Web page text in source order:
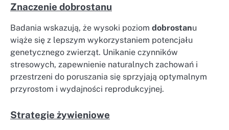
Znaczenie dobrostanu
Badania wskazują, że wysoki poziom dobrostanu
wiąże się z lepszym wykorzystaniem potencjału
genetycznego zwierząt. Unikanie czynników
stresowych, zapewnienie naturalnych zachowań i
przestrzeni do poruszania się sprzyjają optymalnym
przyrostom i wydajności reprodukcyjnej.
Strategie żywieniowe